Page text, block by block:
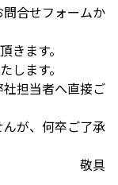
合せフォームか
きます。
ます。
担当者へ直接ご
が、何卒ご了承
敬具